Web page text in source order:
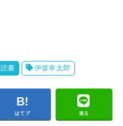
読書 伊坂幸太郎
はてブ 送る